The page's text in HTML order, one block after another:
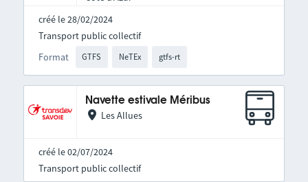
créé le 28/02/2024
Format GTFS NeTEx gtfs-rt
Transport public collectif
Navette estivale Méribus
Les Allues
créé le 02/07/2024
Transport public collectif